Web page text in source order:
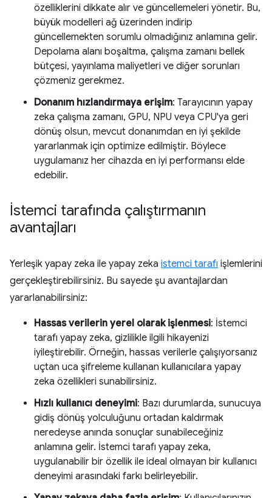
özelliklerini dikkate alır ve güncellemeleri yönetir. Bu,
büyük modelleri ağ üzerinden indirip
güncellemekten sorumlu olmadığınız anlamına gelir.
Depolama alanı boşaltma, çalışma zamanı bellek
bütçesi, yayınlama maliyetleri ve diğer sorunları
çözmeniz gerekmez.
Donanım hızlandırmaya erişim: Tarayıcının yapay
zeka çalışma zamanı, GPU, NPU veya CPU'ya geri
dönüş olsun, mevcut donanımdan en iyi şekilde
yararlanmak için optimize edilmiştir. Böylece
uygulamanız her cihazda en iyi performansı elde
edebilir.
İstemci tarafında çalıştırmanın
avantajları
Yerleşik yapay zeka ile yapay zeka istemci tarafı işlemlerini
gerçekleştirebilirsiniz. Bu sayede şu avantajlardan
yararlanabilirsiniz:
Hassas verilerin yerel olarak işlenmesi: İstemci
tarafı yapay zeka, gizlilikle ilgili hikayenizi
iyileştirebilir. Örneğin, hassas verilerle çalışıyorsanız
uçtan uca şifreleme kullanan kullanıcılara yapay
zeka özellikleri sunabilirsiniz.
Hızlı kullanıcı deneyimi: Bazı durumlarda, sunucuya
gidiş dönüş yolculuğunu ortadan kaldırmak
neredeyse anında sonuçlar sunabileceğiniz
anlamına gelir. İstemci tarafı yapay zeka,
uygulanabilir bir özellik ile ideal olmayan bir kullanıcı
deneyimi arasındaki farkı belirleyebilir.